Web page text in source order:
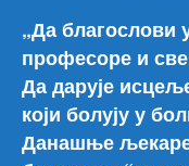
„Да благослови
професоре и све
Да дарује
који болују у
Данашње љекаре